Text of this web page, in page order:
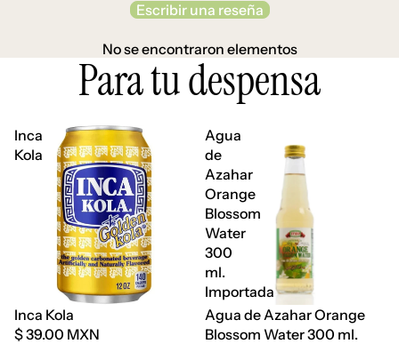
Escribir una reseña
No se encontraron elementos
Para tu despensa
Inca
Kola
Agotado
Inca Kola
$ 39.00 MXN
Agua
de
Azahar
Orange
Blossom
Water
300
ml.
Importada
Agua de Azahar Orange
Blossom Water 300 ml.